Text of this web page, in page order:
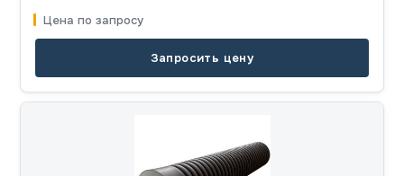
Цена по запросу
Запросить цену